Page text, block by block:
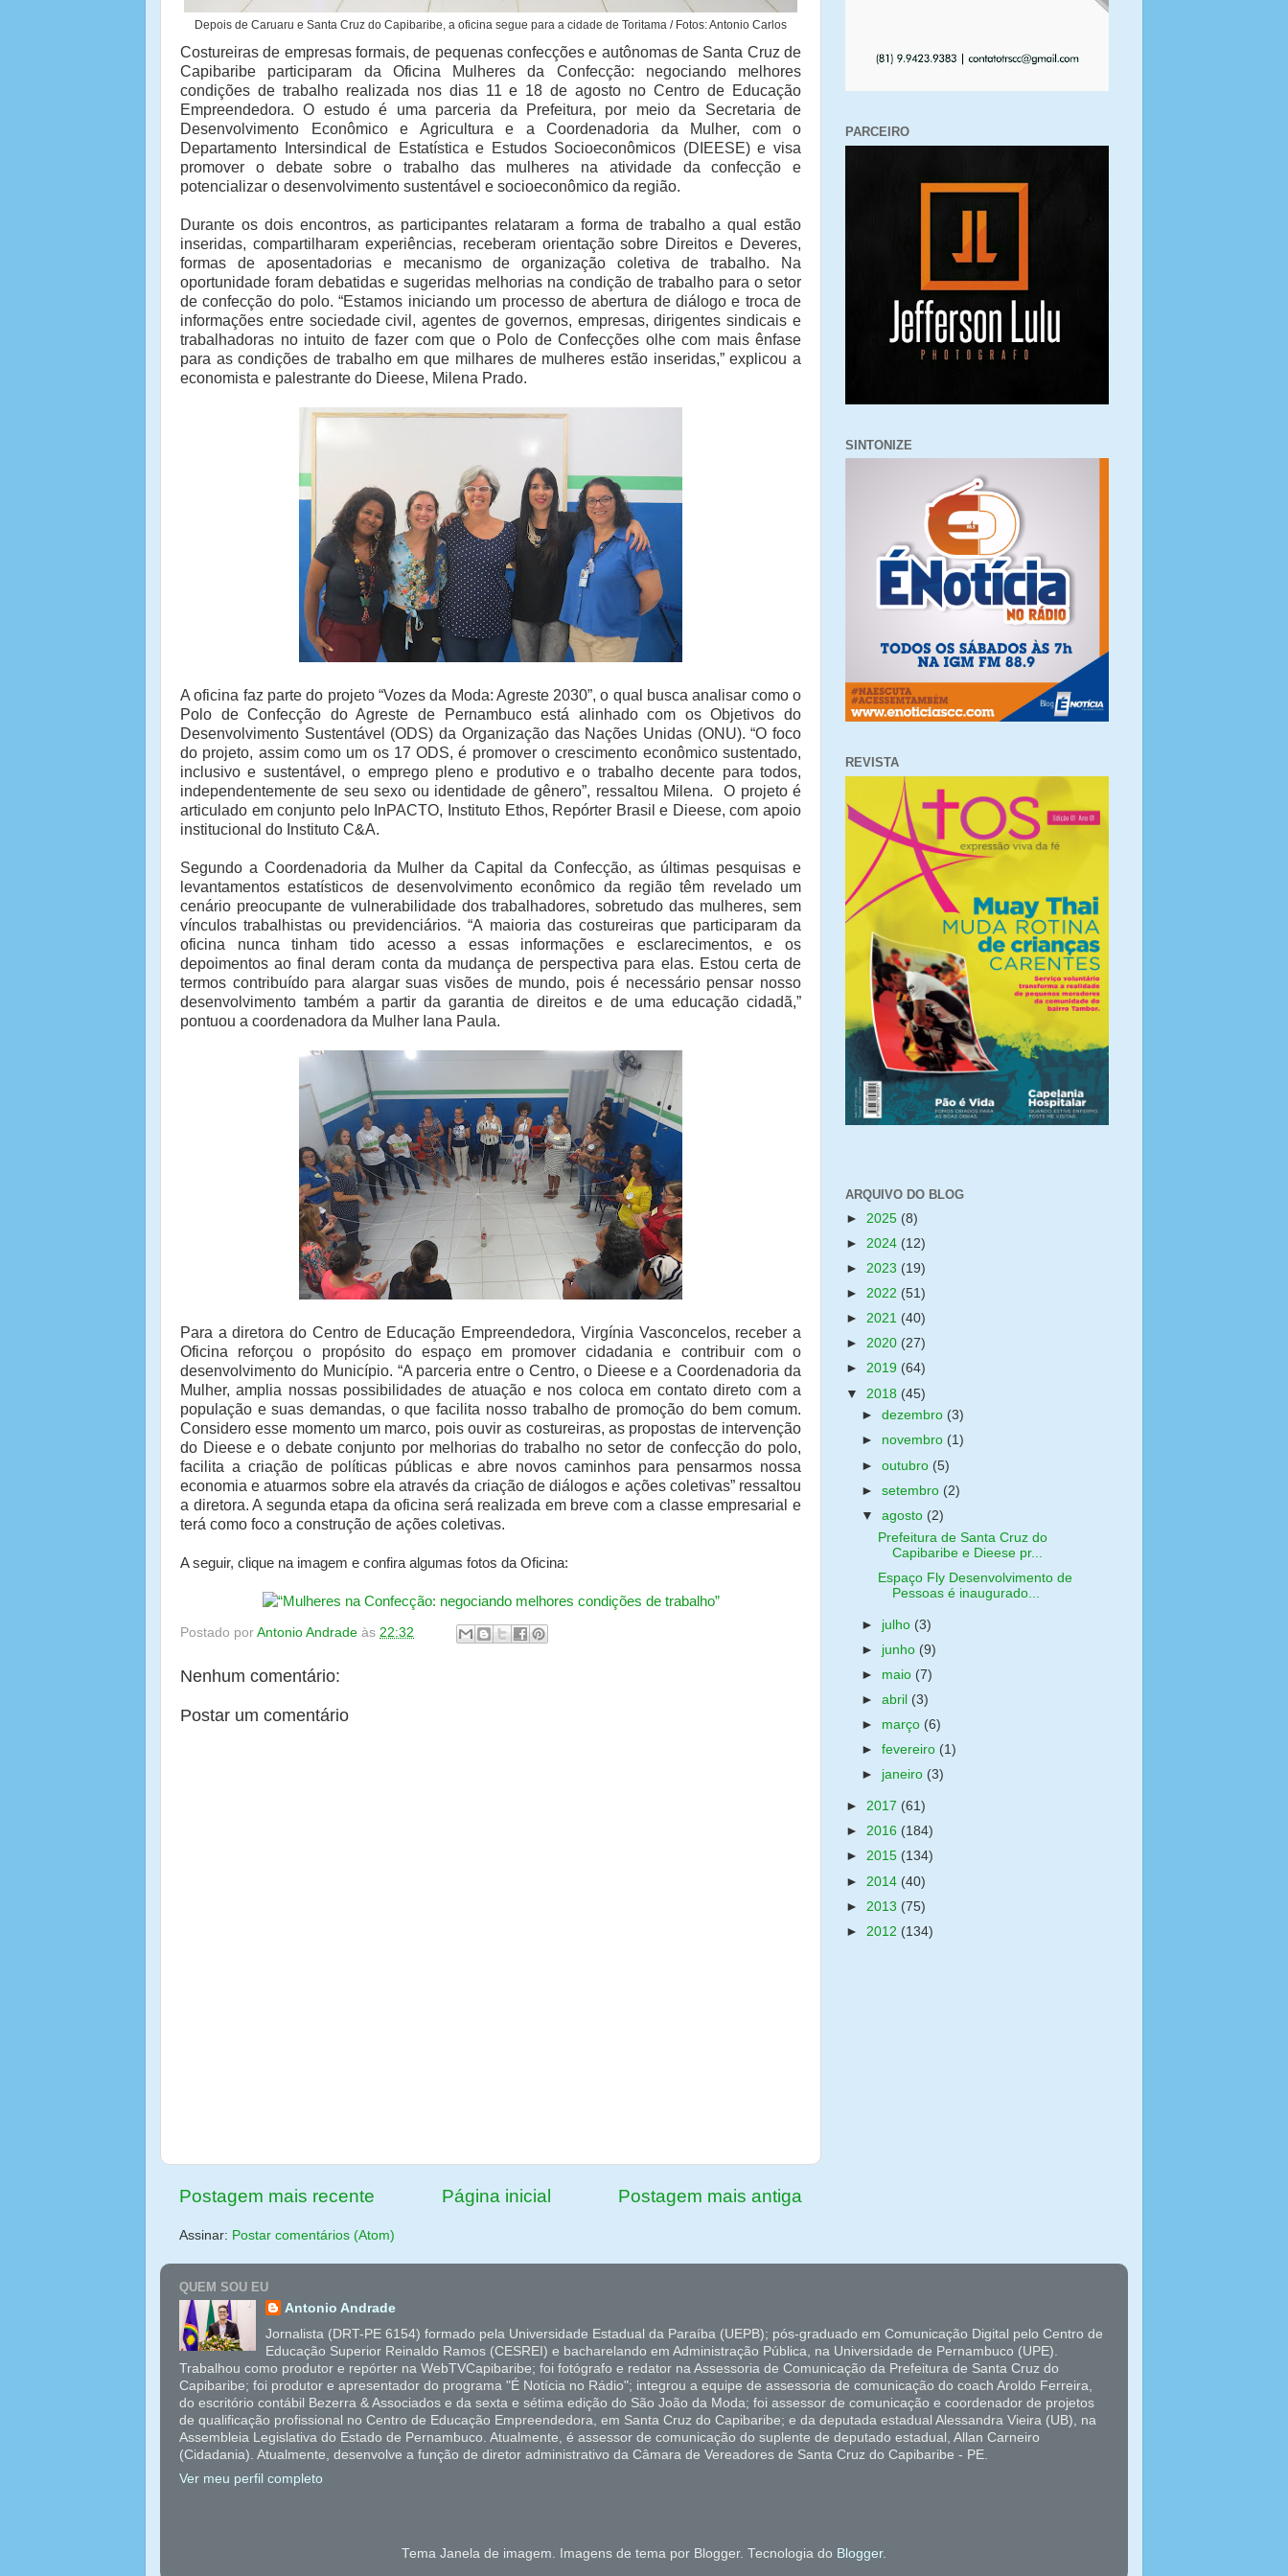
Depois de Caruaru e Santa Cruz do Capibaribe, a oficina segue para a cidade de Toritama / Fotos: Antonio Carlos
Costureiras de empresas formais, de pequenas confecções e autônomas de Santa Cruz de
Capibaribe participaram da Oficina Mulheres da Confecção: negociando melhores
condições de trabalho realizada nos dias 11 e 18 de agosto no Centro de Educação
Empreendedora. O estudo é uma parceria da Prefeitura, por meio da Secretaria de
Desenvolvimento Econômico e Agricultura e a Coordenadoria da Mulher, com o
Departamento Intersindical de Estatística e Estudos Socioeconômicos (DIEESE) e visa
promover o debate sobre o trabalho das mulheres na atividade da confecção e
potencializar o desenvolvimento sustentável e socioeconômico da região.
Durante os dois encontros, as participantes relataram a forma de trabalho a qual estão
inseridas, compartilharam experiências, receberam orientação sobre Direitos e Deveres,
formas de aposentadorias e mecanismo de organização coletiva de trabalho. Na
oportunidade foram debatidas e sugeridas melhorias na condição de trabalho para o setor
de confecção do polo. “Estamos iniciando um processo de abertura de diálogo e troca de
informações entre sociedade civil, agentes de governos, empresas, dirigentes sindicais e
trabalhadoras no intuito de fazer com que o Polo de Confecções olhe com mais ênfase
para as condições de trabalho em que milhares de mulheres estão inseridas,” explicou a
economista e palestrante do Dieese, Milena Prado.
A oficina faz parte do projeto “Vozes da Moda: Agreste 2030”, o qual busca analisar como o
Polo de Confecção do Agreste de Pernambuco está alinhado com os Objetivos do
Desenvolvimento Sustentável (ODS) da Organização das Nações Unidas (ONU). “O foco
do projeto, assim como um os 17 ODS, é promover o crescimento econômico sustentado,
inclusivo e sustentável, o emprego pleno e produtivo e o trabalho decente para todos,
independentemente de seu sexo ou identidade de gênero”, ressaltou Milena.
O projeto é
articulado em conjunto pelo InPACTO, Instituto Ethos, Repórter Brasil e Dieese, com apoio
institucional do Instituto C&A.
Segundo a Coordenadoria da Mulher da Capital da Confecção, as últimas pesquisas e
levantamentos estatísticos de desenvolvimento econômico da região têm revelado um
cenário preocupante de vulnerabilidade dos trabalhadores, sobretudo das mulheres, sem
vínculos trabalhistas ou previdenciários. “A maioria das costureiras que participaram da
oficina nunca tinham tido acesso a essas informações e esclarecimentos, e os
depoimentos ao final deram conta da mudança de perspectiva para elas. Estou certa de
termos contribuído para alargar suas visões de mundo, pois é necessário pensar nosso
desenvolvimento também a partir da garantia de direitos e de uma educação cidadã,”
pontuou a coordenadora da Mulher Iana Paula.
Para a diretora do Centro de Educação Empreendedora, Virgínia Vasconcelos, receber a
Oficina reforçou o propósito do espaço em promover cidadania e contribuir com o
desenvolvimento do Município. “A parceria entre o Centro, o Dieese e a Coordenadoria da
Mulher, amplia nossas possibilidades de atuação e nos coloca em contato direto com a
população e suas demandas, o que facilita nosso trabalho de promoção do bem comum.
Considero esse momento um marco, pois ouvir as costureiras, as propostas de intervenção
do Dieese e o debate conjunto por melhorias do trabalho no setor de confecção do polo,
facilita a criação de políticas públicas e abre novos caminhos para pensarmos nossa
economia e atuarmos sobre ela através da criação de diálogos e ações coletivas” ressaltou
a diretora. A segunda etapa da oficina será realizada em breve com a classe empresarial e
terá como foco a construção de ações coletivas.
A seguir, clique na imagem e confira algumas fotos da Oficina:
Postado por Antonio Andrade às 22:32
Nenhum comentário:
Postar um comentário
Postagem mais recente Postagem mais antiga
Página inicial
Assinar: Postar comentários (Atom)
PARCEIRO
SINTONIZE
REVISTA
ARQUIVO DO BLOG
► 2025 (8)
► 2024 (12)
► 2023 (19)
► 2022 (51)
► 2021 (40)
► 2020 (27)
► 2019 (64)
▼ 2018 (45)
►dezembro (3)
► novembro (1)
►outubro (5)
►setembro (2)
▼agosto (2)
Prefeitura de Santa Cruz do
Capibaribe e Dieese pr...
Espaço Fly Desenvolvimento de
Pessoas é inaugurado...
► julho (3)
► junho (9)
► maio (7)
►abril (3)
► março (6)
►fevereiro (1)
► janeiro (3)
► 2017 (61)
► 2016 (184)
► 2015 (134)
► 2014 (40)
► 2013 (75)
► 2012 (134)
QUEM SOU EU
Antonio Andrade
Jornalista (DRT-PE 6154) formado pela Universidade Estadual da Paraíba (UEPB); pós-graduado em Comunicação Digital pelo Centro de
Educação Superior Reinaldo Ramos (CESREI) e bacharelando em Administração Pública, na Universidade de Pernambuco (UPE).
Trabalhou como produtor e repórter na WebTVCapibaribe; foi fotógrafo e redator na Assessoria de Comunicação da Prefeitura de Santa Cruz do
Capibaribe; foi produtor e apresentador do programa "É Notícia no Rádio"; integrou a equipe de assessoria de comunicação do coach Aroldo Ferreira,
do escritório contábil Bezerra & Associados e da sexta e sétima edição do São João da Moda; foi assessor de comunicação e coordenador de projetos
de qualificação profissional no Centro de Educação Empreendedora, em Santa Cruz do Capibaribe; e da deputada estadual Alessandra Vieira (UB), na
Assembleia Legislativa do Estado de Pernambuco. Atualmente, é assessor de comunicação do suplente de deputado estadual, Allan Carneiro
(Cidadania). Atualmente, desenvolve a função de diretor administrativo da Câmara de Vereadores de Santa Cruz do Capibaribe - PE.
Ver meu perfil completo
Tema Janela de imagem. Imagens de tema por Blogger. Tecnologia do Blogger.